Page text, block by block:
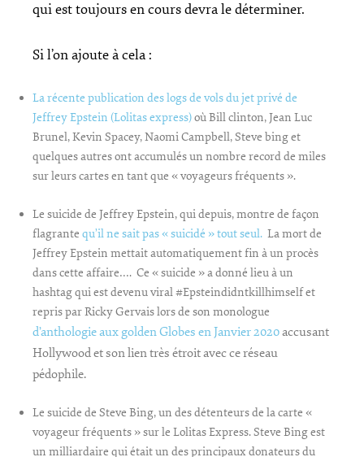
qui est toujours en cours devra le déterminer.
Si l’on ajoute à cela :
La récente publication des logs de vols du jet privé de
Jeffrey Epstein (Lolitas express)où Bill clinton, Jean Luc
Brunel, Kevin Spacey, Naomi Campbell, Steve bing et
quelques autres ont accumulés un nombre record de miles
sur leurs cartes en tant que « voyageurs fréquents ».
Le suicide de Jeffrey Epstein, qui depuis, montre de façon
flagrante qu’il ne sait pas « suicidé » tout seul. La mort de
Jeffrey Epstein mettait automatiquement fin à un procès
dans cette affaire…. Ce « suicide » a donné lieu à un
hashtag qui est devenu viral #Epsteindidntkillhimself et
repris par Ricky Gervais lors de son monologue
d’anthologie aux golden Globes en Janvier 2020accusant
Hollywood et son lien très étroit avec ce réseau
pédophile.
Le suicide de Steve Bing, un des détenteurs de la carte «
voyageur fréquents » sur le Lolitas Express. Steve Bing est
un milliardaire qui était un des principaux donateurs du